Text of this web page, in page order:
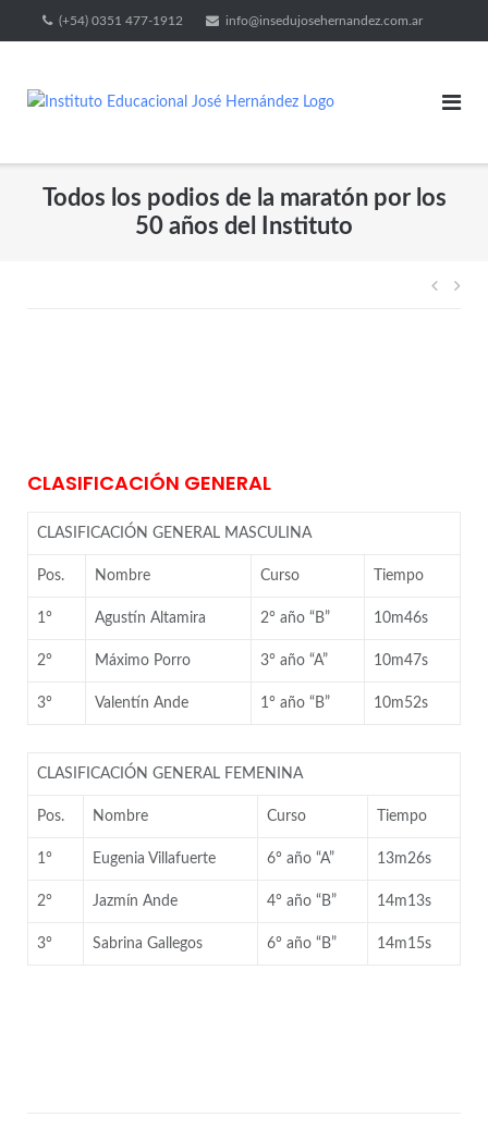
(+54) 0351 477-1912 info@insedujosehernandez.com.ar
Todos los podios de la maratón por los
50 años del Instituto
CLASIFICACIÓN GENERAL
CLASIFICACIÓN GENERAL MASCULINA
Pos. Nombre Curso Tiempo
1° Agustín Altamira 2° año “B” 10m46s
2° Máximo Porro 3° año “A” 10m47s
3° Valentín Ande 1° año “B” 10m52s
CLASIFICACIÓN GENERAL FEMENINA
Pos. Nombre Curso Tiempo
1° Eugenia Villafuerte 6° año “A” 13m26s
2° Jazmín Ande 4° año “B” 14m13s
3° Sabrina Gallegos 6° año “B” 14m15s